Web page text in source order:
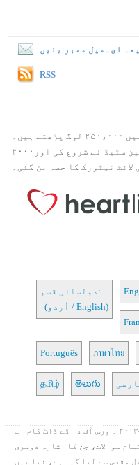
ای۔میل ممبر بنیں
RSS
آج کی آیت موجودہ دور میں ہر مہنے میں ۲۵۰،۰۰۰ لوگ پڑھتے ہیں۔
ورس آف دا ڈے ڈاٹ کام ۱۹۹۸ میں بین سٹیڈ نے شروع کی اور۲۰۰۰
لائٹ نیٹورک کا حصہ بن گئی۔
دولسانی قسم:
(اُردو / English)
Português ภาษาไทย
தமிழ் తెలుగు
ہائی لائٹ آئی این سی۔ کاپی رائٹ ۱۹۹۸-۲۰۱۳ ۔ ورس آف دا ڈے ڈاٹ کام اب
سوالات، جن کا اشارہ دوسری
مقدس سے لیا گیا ہے، نیا بین